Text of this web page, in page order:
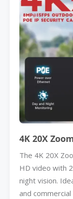
4K 20X
The 4K 20X
HD video with
night vision.
and